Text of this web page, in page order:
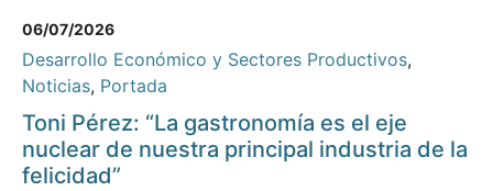
06/07/2026
Desarrollo Económico y Sectores Productivos,
Noticias, Portada
Toni Pérez: “La gastronomía es el eje
nuclear de nuestra principal industria de la
felicidad”